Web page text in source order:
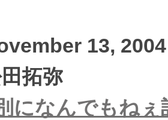
13,
拓弥
になんでもねぇ